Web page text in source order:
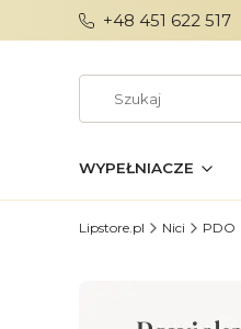
+48 451 622 517
WYPEŁNIACZE
Lipstore.pl Nici PDO